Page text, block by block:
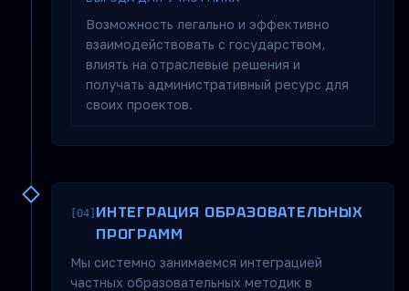
Возможность легально и эффективно
взаимодействовать с государством,
влиять на отраслевые решения и
получать административный ресурс для
своих проектов.
[04] ИНТЕГРАЦИЯ ОБРАЗОВАТЕЛЬНЫХ
ПРОГРАММ
Мы системно занимаемся интеграцией
частных образовательных методик в